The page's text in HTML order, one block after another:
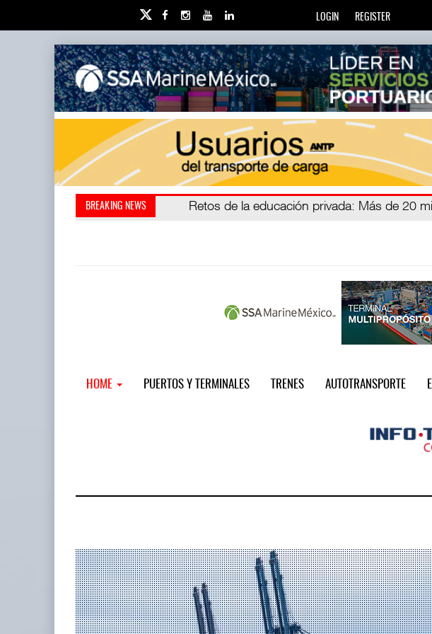
LOGIN REGISTER
BREAKING NEWS Miguel Ángel Bres encabezará
Retos de la educación privada: Más de 20
HOME PUERTOS Y TERMINALES TRENES AUTOTRANSPORTE
MSC incorpora servicio PAMEX en
...
12 JUL 2026